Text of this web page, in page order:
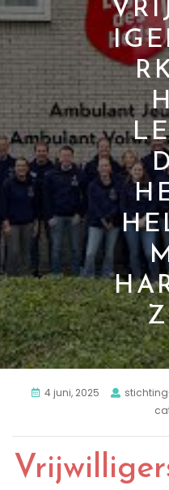
4 juni, 2025